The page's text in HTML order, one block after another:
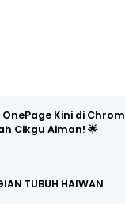
OnePage Kini di
Cikgu Aiman! 🌟
TUBUH HAIWAN